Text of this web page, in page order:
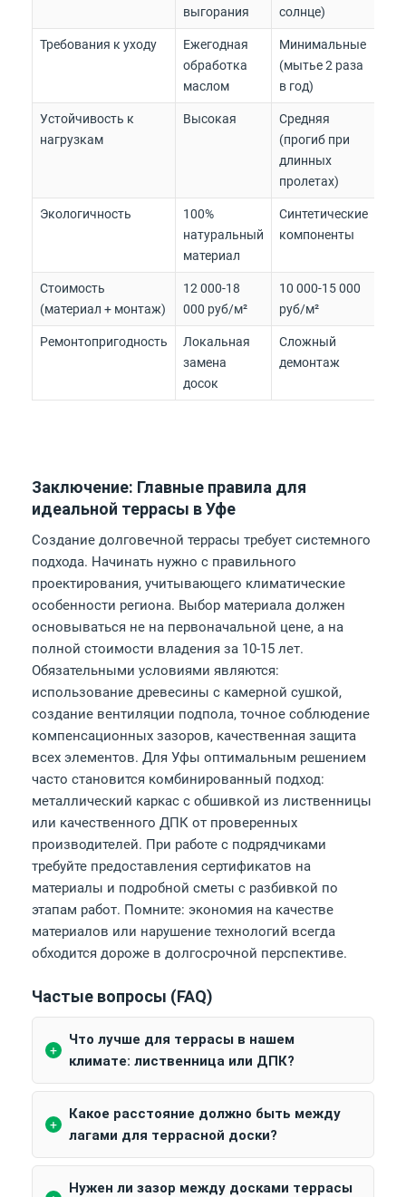
выгорания
солнце)
Требования к уходу
Ежегодная
обработка
маслом
Минимальные
(мытье 2 раза
в год)
Устойчивость к
нагрузкам
Высокая
Средняя
(прогиб при
длинных
пролетах)
Экологичность
100%
натуральный
материал
Синтетические
компоненты
Стоимость
(материал + монтаж)
12 000-18
000 руб/м²
10 000-15 000
руб/м²
Ремонтопригодность
Локальная
замена
досок
Сложный
демонтаж
Заключение: Главные правила для
идеальной террасы в Уфе
Создание долговечной террасы требует системного
подхода. Начинать нужно с правильного
проектирования, учитывающего климатические
особенности региона. Выбор материала должен
основываться не на первоначальной цене, а на
полной стоимости владения за 10-15 лет.
Обязательными условиями являются:
использование древесины с камерной сушкой,
создание вентиляции подпола, точное соблюдение
компенсационных зазоров, качественная защита
всех элементов. Для Уфы оптимальным решением
часто становится комбинированный подход:
металлический каркас с обшивкой из лиственницы
или качественного ДПК от проверенных
производителей. При работе с подрядчиками
требуйте предоставления сертификатов на
материалы и подробной сметы с разбивкой по
этапам работ. Помните: экономия на качестве
материалов или нарушение технологий всегда
обходится дороже в долгосрочной перспективе.
Частые вопросы (FAQ)
Что лучше для террасы в нашем
климате: лиственница или ДПК?
Какое расстояние должно быть между
лагами для террасной доски?
Нужен ли зазор между досками террасы